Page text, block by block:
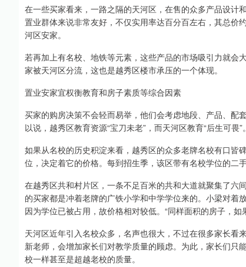
在一些买家看来，一路之隔的天河区，在售的众多产品设计
置业群体来说非常友好，不仅实用率达百分百左右，其总价
河区安家。
若再加上有名校、地铁等元素，这些产品的市场吸引力就
家被天河区分流，这也是越秀区楼市承压的一个体现。
置业安家宜权衡教育和房子素质等综合因素
买家的购房决策不会轻而易举，他们会考虑地段、产品、
以说，越秀区教育资源“宝刀未老”，而天河区教育“后生可畏”。
如果从名校的历史积淀来看，越秀区的众多老牌名校有口
位，决定着它的价格。每到招生季，该区带有名校学位的二
在越秀区共和村片区，一条不足百米的共和大道就聚集了
的买家都是冲着老牌的广铁小学和中学学位来的。小梁对着
因为学位已被占用，故价格相对较低。“同样面积的房子，
天河区近年引入名校众多，名声也很大，不过在很多家长
新老师，会增加家长们对教学质量的顾虑。为此，家长们
校一样甚至是超越老校的质量。